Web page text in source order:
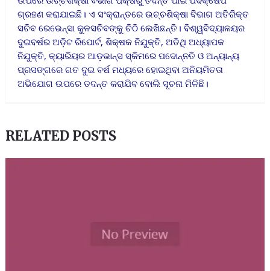
ଗ୍ରହଣ କରାଯାଇଛି। ଏ ସଂକ୍ରାନ୍ତରେ ଉଚ୍ଚଶିକ୍ଷା ବିଭାଗ ଅତିରିକ୍ତ
ସଚିବ ରେଭେନ୍ସା କୁଳସଚିବଙ୍କୁ ଚିଠି ଲେଖିଛନ୍ତି। ବିଶ୍ୱବିଦ୍ୟାଳୟର
ଦୁଇବର୍ଷର ଅଡ଼ିଟ ରିପୋର୍ଟ, ଶିକ୍ଷକ ନିଯୁକ୍ତି, ଅତିଥି ଅଧ୍ୟାପକ
ନିଯୁକ୍ତି, କ୍ୟାରିୟର ଆଡ଼ଭାନ୍ସ ସ୍କିମରେ ପଦୋନ୍ନତି ଓ ଅନ୍ୟାନ୍ୟ
ପ୍ରସଙ୍ଗରେ ଗତ ଦୁଇ ବର୍ଷ ମଧ୍ୟରେ ହୋଇଥିବା ଅନିୟମିତତା
ଅଭିଯୋଗ ଉପରେ ତଦନ୍ତ କରାଯିବ ବୋଲି ସୂଚନା ମିଳିଛି।
RELATED POSTS